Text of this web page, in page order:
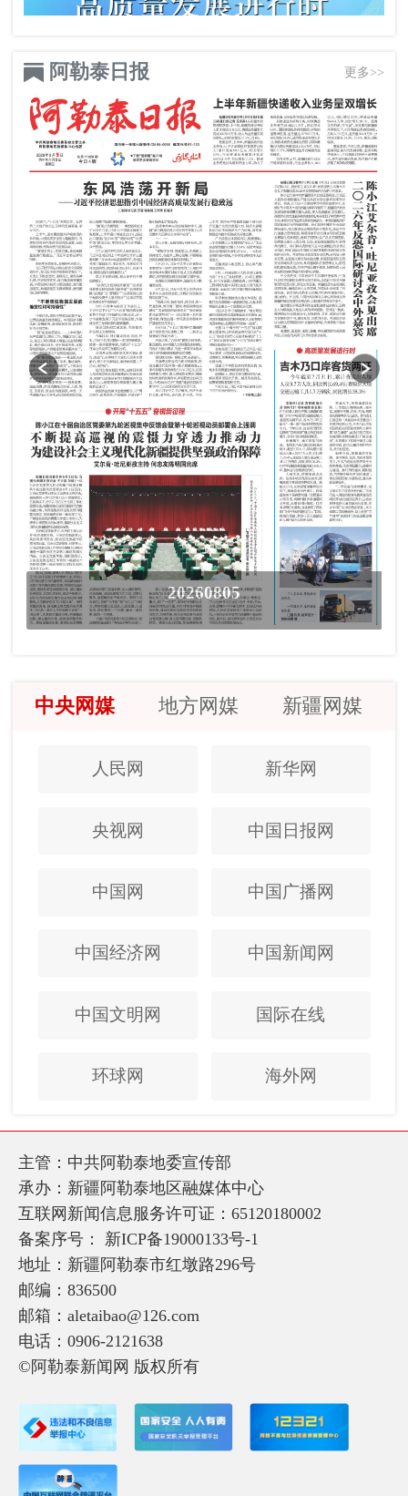
阿勒泰日报 更多>>
20260805
中央网媒 地方网媒 新疆网媒
人民网 新华网
央视网 中国日报网
中国网 中国广播网
中国经济网 中国新闻网
中国文明网 国际在线
环球网 海外网
主管：中共阿勒泰地委宣传部
承办：新疆阿勒泰地区融媒体中心
互联网新闻信息服务许可证：65120180002
备案序号： 新ICP备19000133号-1
地址：新疆阿勒泰市红墩路296号
邮编：836500
邮箱：aletaibao@126.com
电话：0906-2121638
©阿勒泰新闻网 版权所有